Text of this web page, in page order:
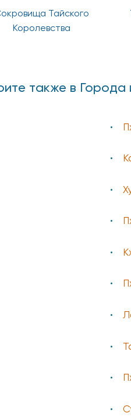
Тайского
Королевства
также в Города